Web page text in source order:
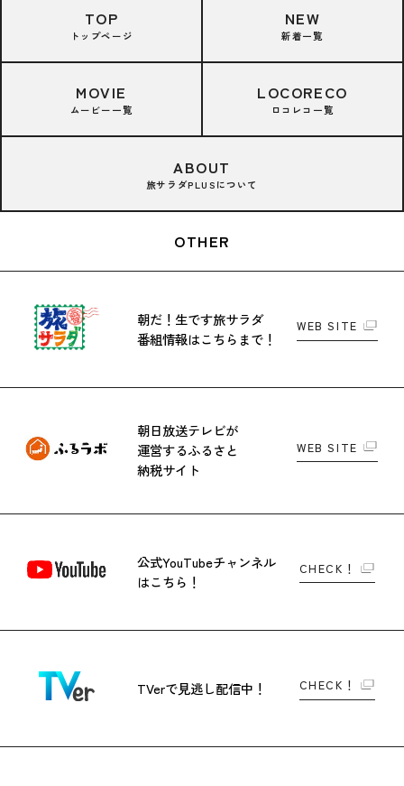
TOP
トップページ
NEW
新着一覧
MOVIE
ムービー一覧
LOCORECO
ロコレコ一覧
ABOUT
旅サラダPLUSについて
OTHER
朝だ！生です旅サラダ
番組情報はこちらまで！
WEB SITE
朝日放送テレビが
運営するふるさと
納税サイト
WEB SITE
公式YouTubeチャンネル
はこちら！
CHECK！
TVerで見逃し配信中！ CHECK！